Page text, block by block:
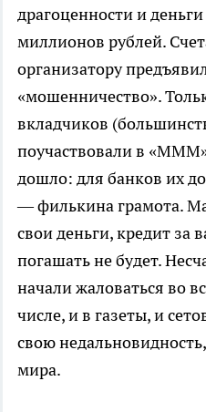
драгоценности и
миллионов рублей.
организатору
«мошенничество».
вкладчиков
поучаствовали в
дошло: для банков их
— филькина грамота.
свои деньги, кредит за
погашать не будет.
начали жаловаться во
числе, и в газеты, и
свою
мира.